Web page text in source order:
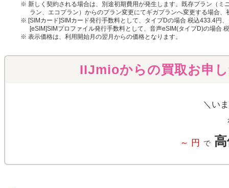
※ 新しく契約される場合は、別途初期費用が発生します。既存プラン（
ラン、エコプラン）からのプラン変更にてギガプランへ変更する場合、
※ [SIMカード]SIMカード発行手数料として、タイプDの場合 税込433.4円
[eSIM]SIMプロファイル発行手数料として、音声eSIM(タイプD)の場合
※ 表示価格は、利用開始月の翌月からの価格となります。
IIJmioからの買取お申
＼い
～ 円 で